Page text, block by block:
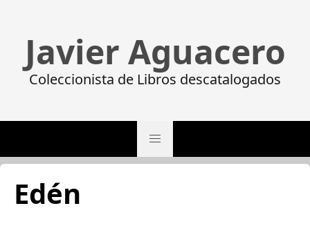
Javier Aguacero
Coleccionista de Libros descatalogados
Edén